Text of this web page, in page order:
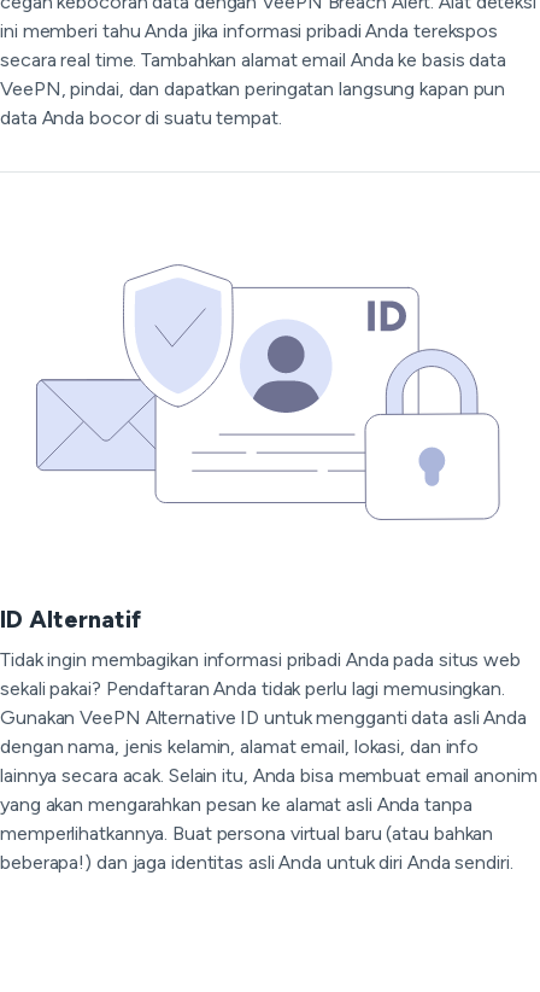
ini memberi tahu Anda jika informasi pribadi Anda terekspos
secara real time. Tambahkan alamat email Anda ke basis data
VeePN, pindai, dan dapatkan peringatan langsung kapan pun
data Anda bocor di suatu tempat.
ID Alternatif
Tidak ingin membagikan informasi pribadi Anda pada situs web
sekali pakai? Pendaftaran Anda tidak perlu lagi memusingkan.
Gunakan VeePN Alternative ID untuk mengganti data asli Anda
dengan nama, jenis kelamin, alamat email, lokasi, dan info
lainnya secara acak. Selain itu, Anda bisa membuat email anonim
yang akan mengarahkan pesan ke alamat asli Anda tanpa
memperlihatkannya. Buat persona virtual baru (atau bahkan
beberapa!) dan jaga identitas asli Anda untuk diri Anda sendiri.